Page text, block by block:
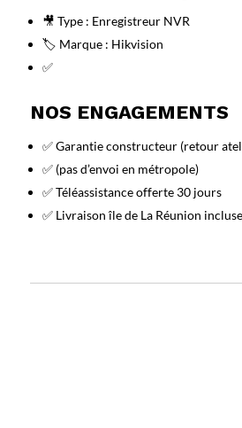
🎥 Type : Enregistreur NVR
🏷️ Marque : Hikvision
✅
NOS ENGAGEMENTS
✅ Garantie constructeur (retour
✅ (pas d’envoi en métropole)
✅ Téléassistance offerte 30 jours
✅ Livraison île de La Réunion incluse